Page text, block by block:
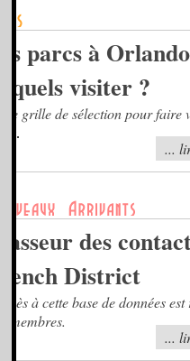
Les parcs à
lesquels visiter ?
grille de sélection pour faire
.
...
Classeur des
French District
à cette base de données
membres.
...